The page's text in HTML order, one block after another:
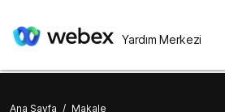
Yardım Merkezi
Ana Sayfa / Makale